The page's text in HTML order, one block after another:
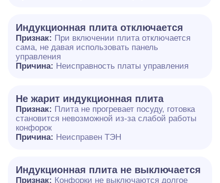
Индукционная плита отключается
Признак: При включении плита отключается
сама, не давая использовать панель
управления
Причина: Неисправность платы управления
Не жарит индукционная плита
Признак: Плита не прогревает посуду, готовка
становится невозможной из-за слабой работы
конфорок
Причина: Неисправен ТЭН
Индукционная плита не выключается
Признак: Конфорки не выключаются долгое